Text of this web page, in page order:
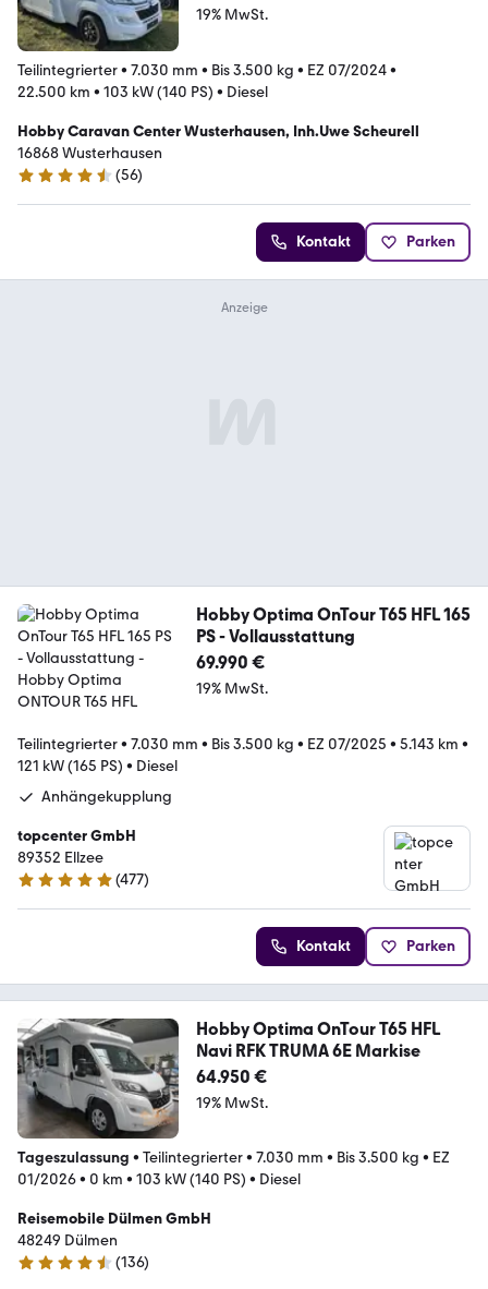
19% MwSt.
Teilintegrierter• 7.030 mm • Bis 3.500 kg • EZ 07/2024•
22.500 km • 103 kW (140 PS) • Diesel
Hobby Caravan Center Wusterhausen, Inh.Uwe Scheurell
16868 Wusterhausen
4.7 Sterne
(56)
Kontakt Parken
Hobby Optima OnTour T65 HFL 165
PS - Vollausstattung
69.990 €
19% MwSt.
Teilintegrierter• 7.030 mm • Bis 3.500 kg • EZ 07/2025 • 5.143 km •
121 kW (165 PS) • Diesel
Anhängekupplung
topcenter GmbH
89352 Ellzee
4.8 Sterne
(477)
Kontakt Parken
Hobby Optima OnTour T65 HFL
Navi RFK TRUMA 6E Markise
64.950 €
19% MwSt.
Tageszulassung • Teilintegrierter• 7.030 mm • Bis 3.500 kg • EZ
01/2026• 0 km • 103 kW (140 PS) • Diesel
Reisemobile Dülmen GmbH
48249 Dülmen
4.5 Sterne
(136)